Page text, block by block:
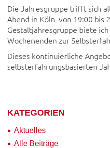
Die Jahresgruppe trifft sich
Abend in Köln von 19:00 bis
Gestaltjahresgruppe biete
Wochenenden zur
Dieses kontinuierliche
selbsterfahrungsbasierten
KATEGORIEN
Aktuelles
Alle Beiträge